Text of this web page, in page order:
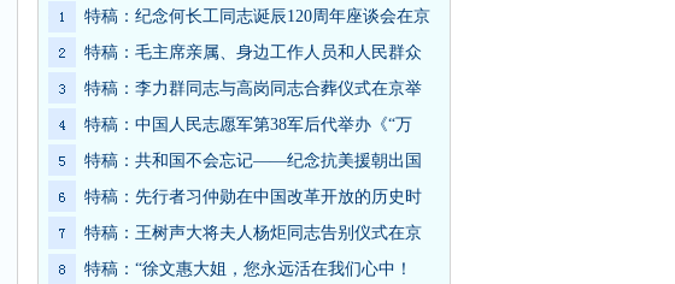
特稿：纪念何长工同志诞辰120周年座谈会在京
特稿：毛主席亲属、身边工作人员和人民群众
特稿：李力群同志与高岗同志合葬仪式在京举
特稿：中国人民志愿军第38军后代举办《“万
特稿：共和国不会忘记——纪念抗美援朝出国
特稿：先行者习仲勋在中国改革开放的历史时
特稿：王树声大将夫人杨炬同志告别仪式在京
特稿：“徐文惠大姐，您永远活在我们心中！